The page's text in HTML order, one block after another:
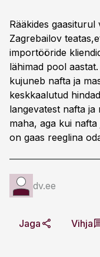
Rääkides gaasiturul
Zagrebailov
importööride
lähimad pool
kujuneb nafta ja
keskkaalutud
langevatest nafta
maha, aga kui
on gaas reeglina
dv.ee
Jaga Vihja